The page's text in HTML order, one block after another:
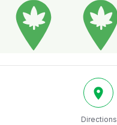
Directions